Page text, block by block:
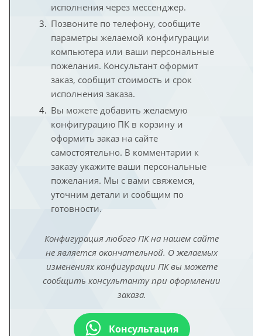
исполнения через мессенджер.
Позвоните по телефону, сообщите
параметры желаемой конфигурации
компьютера или ваши персональные
пожелания. Консультант оформит
заказ, сообщит стоимость и срок
исполнения заказа.
Вы можете добавить желаемую
конфигурацию ПК в корзину и
оформить заказ на сайте
самостоятельно. В комментарии к
заказу укажите ваши персональные
пожелания. Мы с вами свяжемся,
уточним детали и сообщим по
готовности.
Конфигурация любого ПК на нашем сайте
не является окончательной. О желаемых
изменениях конфигурации ПК вы можете
сообщить консультанту при оформлении
заказа.
Консультация